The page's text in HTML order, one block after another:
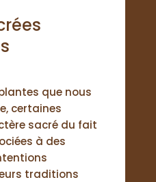
que nous
certaines
sacré du fait
à des
traditions